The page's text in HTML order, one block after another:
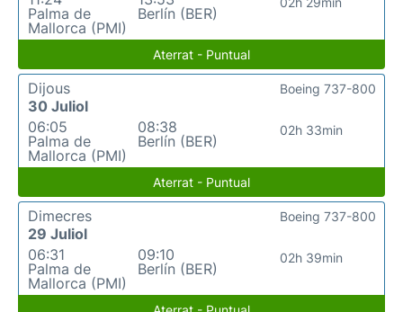
Palma de
Mallorca (PMI)
Berlín (BER)
Aterrat - Puntual
Dijous
30 Juliol
06:05
Palma de
Mallorca (PMI)
08:38
Berlín (BER)
02h 33min
Boeing 737-800
Aterrat - Puntual
Dimecres
29 Juliol
06:31
Palma de
Mallorca (PMI)
09:10
Berlín (BER)
02h 39min
Boeing 737-800